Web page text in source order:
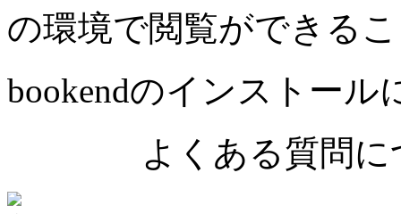
の環境で閲覧ができる
bookendのインストール
よくある質問に